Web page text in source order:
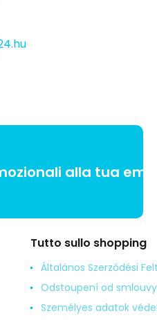
alla tua
Tutto sullo shopping
Általános Szerződési
Odstoupení od smlouvy
Személyes adatok